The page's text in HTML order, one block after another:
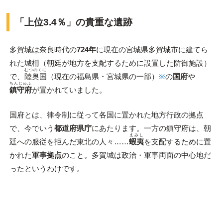
「上位3.4％」の貴重な遺跡
多賀城は奈良時代の724年に現在の宮城県多賀城市に建てら
れた城柵（朝廷が地方を支配するために設置した防御施設）
で、 陸奥国
むつのくに
（現在の福島県・宮城県の一部） ※の国府や
鎮守府
ちんじゅふ
が置かれていました。
国府とは、律令制に従って各国に置かれた地方行政の拠点
で、今でいう 都道府県庁にあたります。一方の鎮守府は、朝
廷への服従を拒んだ東北の人々……蝦夷
えみし
を支配するために置
かれた軍事拠点のこと。多賀城は政治・軍事両面の中心地だ
ったというわけです。